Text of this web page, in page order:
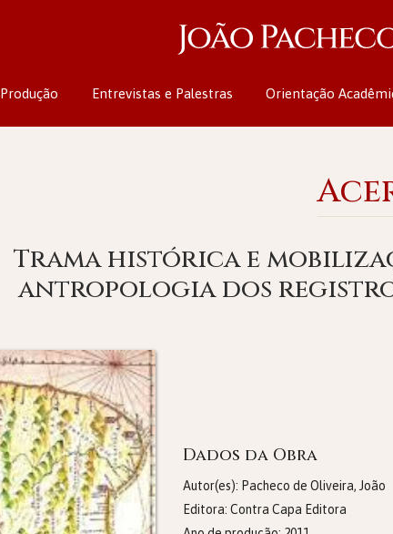
Produção Entrevistas e Palestras Orientação
Trama histórica e
antropologia dos
Dados da Obra
Autor(es): Pacheco de Oliveira, João
Editora: Contra Capa Editora